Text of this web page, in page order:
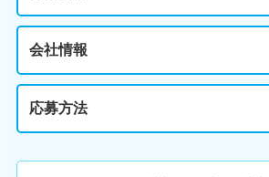
会社情報
応募方法